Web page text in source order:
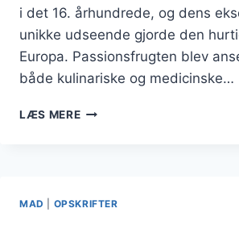
i det 16. århundrede, og dens
unikke udseende gjorde den
Europa. Passionsfrugten blev
både kulinariske og medicinske…
LÆS MEREPASSIONSFRUGT
MAD OPSKRIFTER